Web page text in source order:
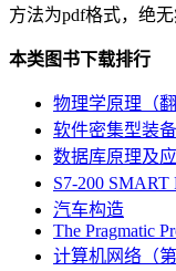
方法为pdf格式，绝
本类图书下载排行
物理学原理（
软件密集型装
数据库原理及
S7-200
汽车构造
The Pragmatic
计算机网络（第